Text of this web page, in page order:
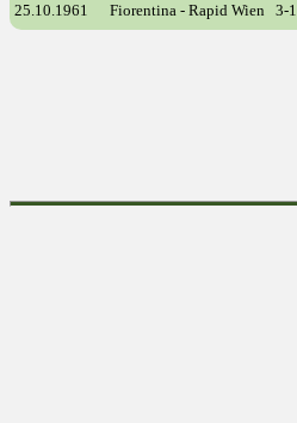
25.10.1961 Fiorentina - Rapid Wien 3-1